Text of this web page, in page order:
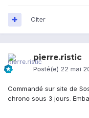
Citer
pierre.ristic
Posté(e) 22 mai
Commandé sur site de
chrono sous 3 jours.